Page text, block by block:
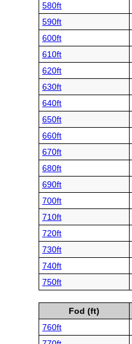
580ft
590ft
600ft
610ft
620ft
630ft
640ft
650ft
660ft
670ft
680ft
690ft
700ft
710ft
720ft
730ft
740ft
750ft
Fod (ft)
760ft